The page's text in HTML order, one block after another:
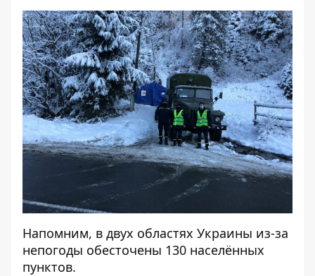
Напомним, в двух областях Украины из-за
непогоды обесточены 130 населённых
пунктов.